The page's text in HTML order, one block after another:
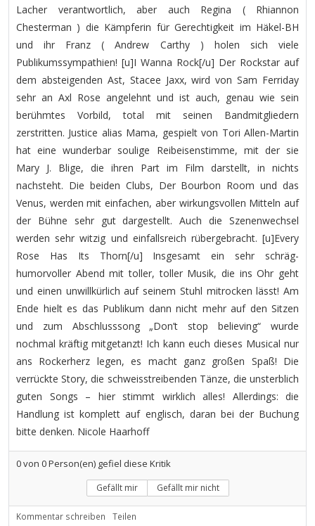
Lacher verantwortlich, aber auch Regina ( Rhiannon
Chesterman ) die Kämpferin für Gerechtigkeit im Häkel-BH
und ihr Franz ( Andrew Carthy ) holen sich viele
Publikumssympathien! [u]I Wanna Rock[/u] Der Rockstar auf
dem absteigenden Ast, Stacee Jaxx, wird von Sam Ferriday
sehr an Axl Rose angelehnt und ist auch, genau wie sein
berühmtes Vorbild, total mit seinen Bandmitgliedern
zerstritten. Justice alias Mama, gespielt von Tori Allen-Martin
hat eine wunderbar soulige Reibeisenstimme, mit der sie
Mary J. Blige, die ihren Part im Film darstellt, in nichts
nachsteht. Die beiden Clubs, Der Bourbon Room und das
Venus, werden mit einfachen, aber wirkungsvollen Mitteln auf
der Bühne sehr gut dargestellt. Auch die Szenenwechsel
werden sehr witzig und einfallsreich rübergebracht. [u]Every
Rose Has Its Thorn[/u] Insgesamt ein sehr schräg-
humorvoller Abend mit toller, toller Musik, die ins Ohr geht
und einen unwillkürlich auf seinem Stuhl mitrocken lässt! Am
Ende hielt es das Publikum dann nicht mehr auf den Sitzen
und zum Abschlusssong „Don’t stop believing“ wurde
nochmal kräftig mitgetanzt! Ich kann euch dieses Musical nur
ans Rockerherz legen, es macht ganz großen Spaß! Die
verrückte Story, die schweisstreibenden Tänze, die unsterblich
guten Songs – hier stimmt wirklich alles! Allerdings: die
Handlung ist komplett auf englisch, daran bei der Buchung
bitte denken. Nicole Haarhoff
0von 0Person(en) gefiel diese Kritik
Gefällt mir Gefällt mir nicht
Kommentar schreiben Teilen